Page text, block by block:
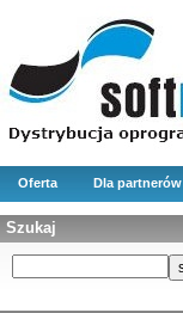
Oferta Dla partnerów
Szukaj